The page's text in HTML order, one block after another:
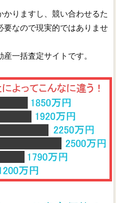
りますし、競い合わせるた
要なので現実的ではありませ
一括査定サイトです。